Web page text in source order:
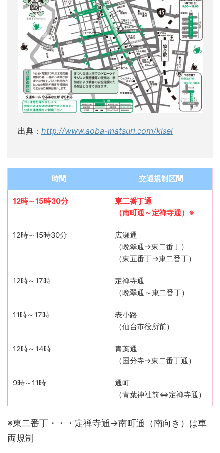
出典： http://www.aoba-matsuri.com/kisei
時間 交通規制区間
12時～15時30分
東二番丁通
（南町通～定禅寺通）※
12時～15時30分
広瀬通
（晩翠通→東二番丁）
（東五番丁→東二番丁）
12時～17時
定禅寺通
（晩翠通～東二番丁）
11時～17時
表小路
（仙台市役所前）
12時～14時
青葉通
（国分寺→東二番丁通）
9時～11時
通町
（青葉神社前⇔定禅寺通）
※東二番丁・・・定禅寺通→南町通（南向き）は車
両規制